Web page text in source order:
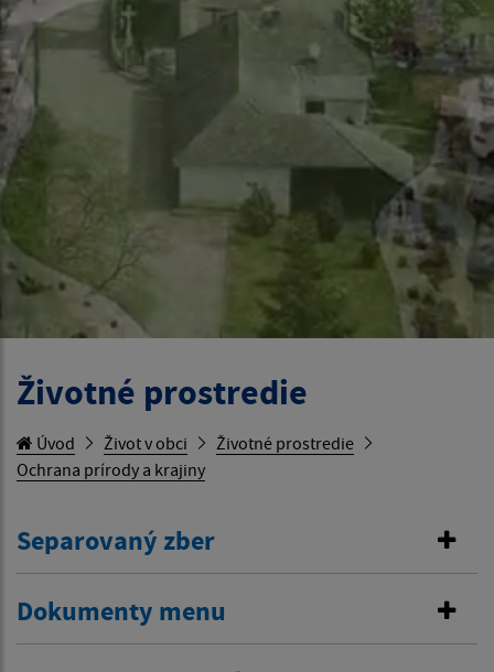
Životné prostredie
Úvod Život v obci
Životné prostredie
Ochrana prírody a krajiny
Separovaný zber
Dokumenty menu